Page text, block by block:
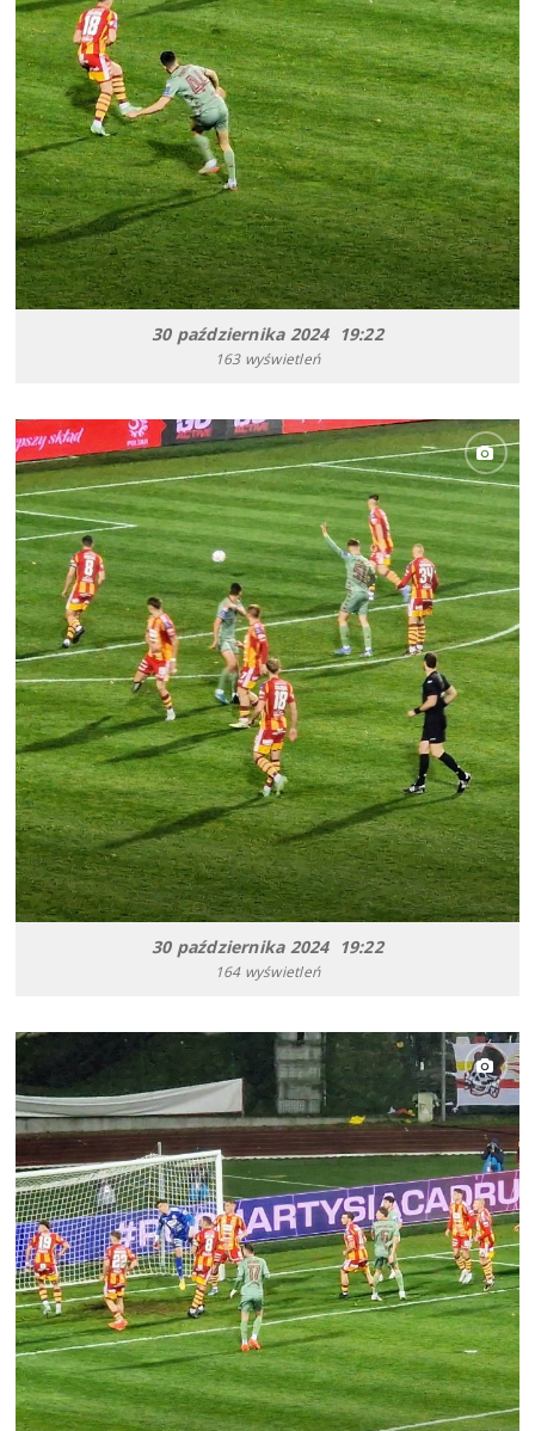
30 października 2024 19:22
163 wyświetleń
30 października 2024 19:22
164 wyświetleń